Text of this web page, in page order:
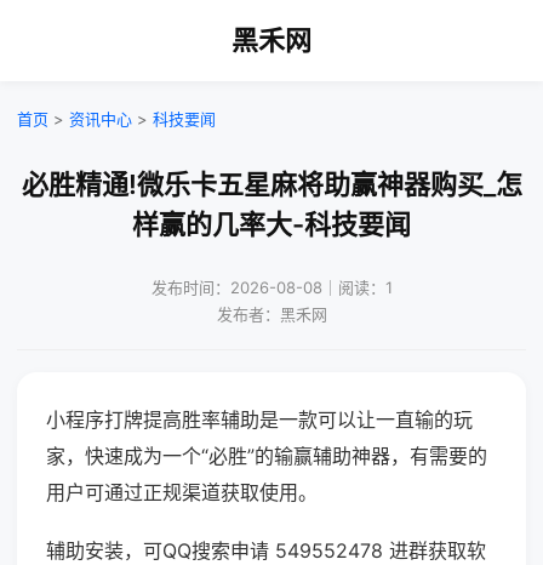
黑禾网
首页 > 资讯中心 > 科技要闻
必胜精通!微乐卡五星麻将助赢神器购买_怎
样赢的几率大-科技要闻
发布时间：2026-08-08｜阅读：1
发布者：黑禾网
小程序打牌提高胜率辅助是一款可以让一直输的玩
家，快速成为一个“必胜”的输赢辅助神器，有需要的
用户可通过正规渠道获取使用。
辅助安装，可QQ搜索申请 549552478 进群获取软